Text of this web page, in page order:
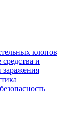
клопов
и